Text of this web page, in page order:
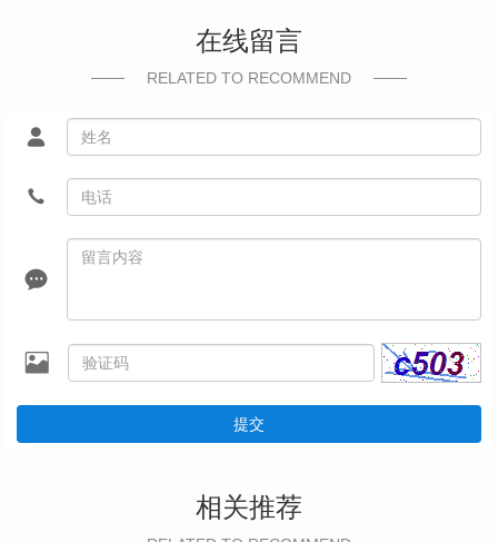
在线留言
RELATED TO RECOMMEND
提交
相关推荐